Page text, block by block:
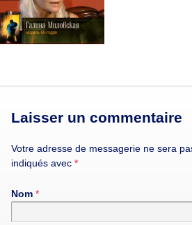
Laisser un commentaire
Votre adresse de messagerie ne sera
indiqués avec *
Nom *